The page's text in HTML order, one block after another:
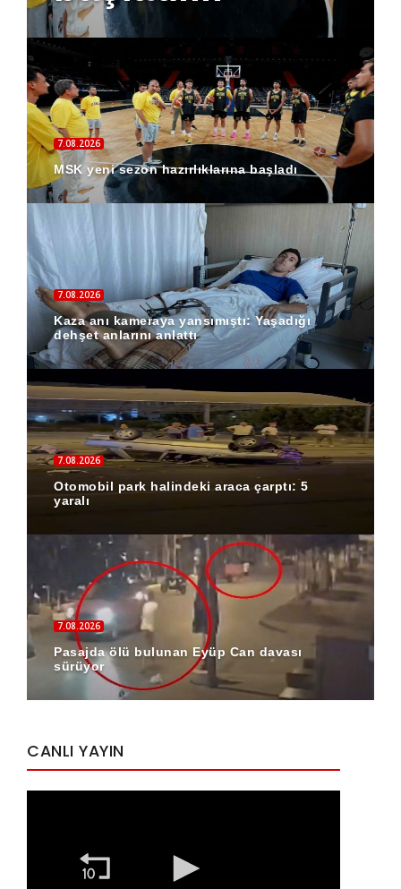
7.08.2026
MSK yeni sezon hazırlıklarına başladı
7.08.2026
Kaza anı kameraya yansımıştı: Yaşadığı
dehşet anlarını anlattı
7.08.2026
Otomobil park halindeki araca çarptı: 5
yaralı
7.08.2026
Pasajda ölü bulunan Eyüp Can davası
sürüyor
CANLI YAYIN